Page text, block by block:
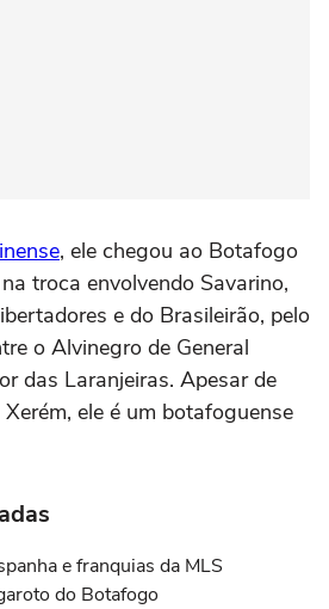
, ele chegou ao Botafogo
troca envolvendo Savarino,
e do Brasileirão, pelo
o Alvinegro de General
das Laranjeiras. Apesar de
ele é um botafoguense
e franquias da MLS
do Botafogo